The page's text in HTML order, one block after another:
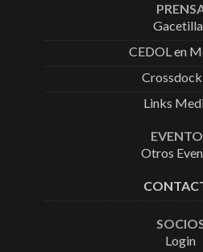
CEDOL en
Links
Otros
Login